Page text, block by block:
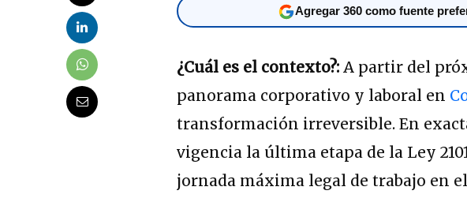
Agregar 360 como fuente
¿Cuál es el contexto?: A partir del
panorama corporativo y laboral en
transformación irreversible.En
vigencia la última etapa de la Ley
jornada máxima legal de trabajo en